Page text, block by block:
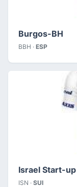
Burgos-BH
BBH · ESP
Israel Start-
ISN · SUI